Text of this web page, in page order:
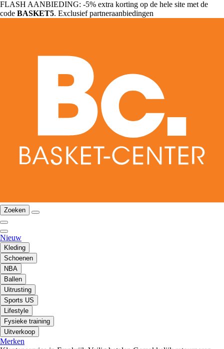
FLASH AANBIEDING: -5% extra korting op de hele site met de
code BASKET5. Exclusief partneraanbiedingen
Zoeken
Nieuw
Kleding
Schoenen
NBA
Ballen
Uitrusting
Sports US
Lifestyle
Fysieke training
Uitverkoop
Merken